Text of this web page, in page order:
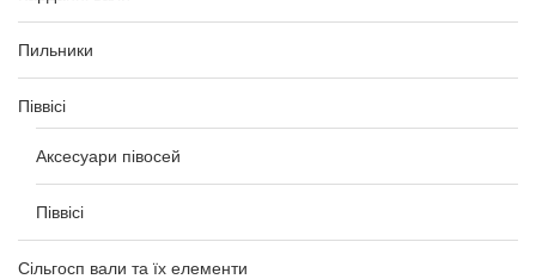
Пильники
Піввісі
Аксесуари півосей
Піввісі
Сільгосп вали та їх елементи